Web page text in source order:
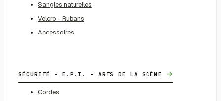
Sangles naturelles
Velcro - Rubans
Accessoires
SÉCURITÉ - E.P.I. - ARTS DE LA SCÈNE →
Cordes